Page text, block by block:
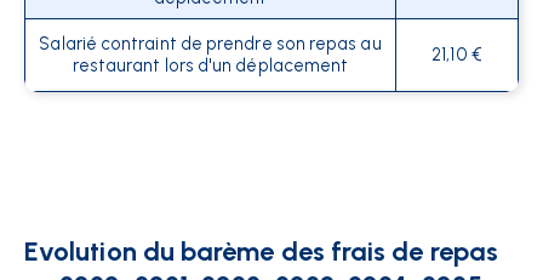
Salarié contraint de prendre son repas au
restaurant lors d'un déplacement
21,10 €
Evolution du barème des frais de repas